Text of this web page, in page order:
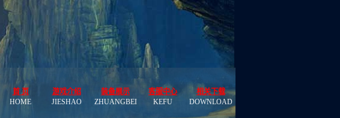
首 页 游戏介绍 装备展示 客服中心
相关下载
HOME
JIESHAO ZHUANGBEI KEFU DOWNLOAD